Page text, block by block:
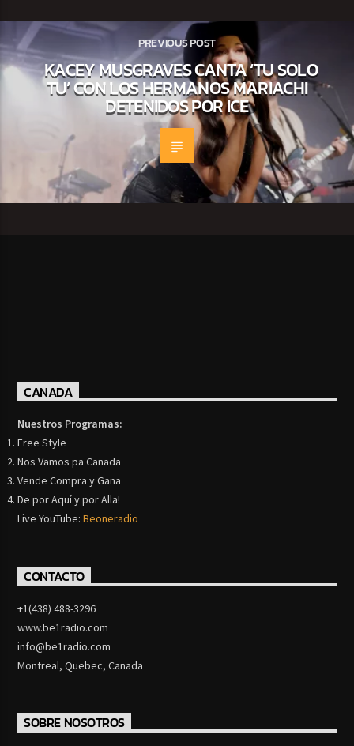
PREVIOUS POST
KACEY MUSGRAVES CANTA ‘TU SOLO
TU’ CON LOS HERMANOS MARIACHI
DETENIDOS POR ICE
CANADA
Nuestros Programas:
Free Style
Nos Vamos pa Canada
Vende Compra y Gana
De por Aquí y por Alla!
Live YouTube:Beoneradio
CONTACTO
+1(438) 488-3296
www.be1radio.com
info@be1radio.com
Montreal, Quebec, Canada
SOBRE NOSOTROS